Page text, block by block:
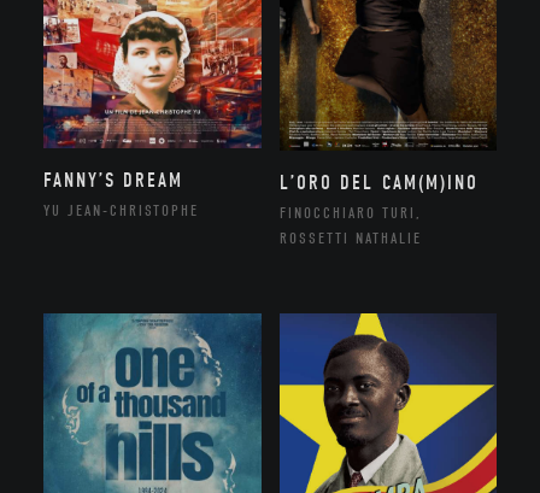
FANNY’S DREAM
YU JEAN-CHRISTOPHE
L’ORO DEL CAM(M)INO
FINOCCHIARO TURI,
ROSSETTI NATHALIE